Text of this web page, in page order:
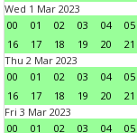
Wed 1 Mar 2023
00
01 02 03 04 05
16
17 18 19 20 21
Thu 2 Mar 2023
00
01 02 03 04 05
16
17 18 19 20 21
Fri 3 Mar 2023
00
01 02 03 04 05